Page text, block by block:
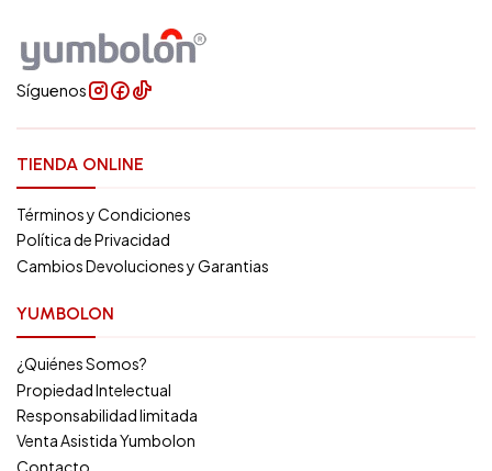
Síguenos
TIENDA ONLINE
Términos y Condiciones
Política de Privacidad
Cambios Devoluciones y Garantias
YUMBOLON
¿Quiénes Somos?
Propiedad Intelectual
Responsabilidad limitada
Venta Asistida Yumbolon
Contacto